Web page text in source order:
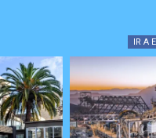
IR A